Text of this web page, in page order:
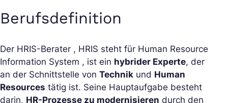
Berufsdefinition
Der HRIS-Berater , HRIS steht für Human Resource
Information System , ist ein hybrider Experte, der
an der Schnittstelle von Technik und Human
Resources tätig ist. Seine Hauptaufgabe besteht
darin, HR-Prozesse zu modernisieren durch den